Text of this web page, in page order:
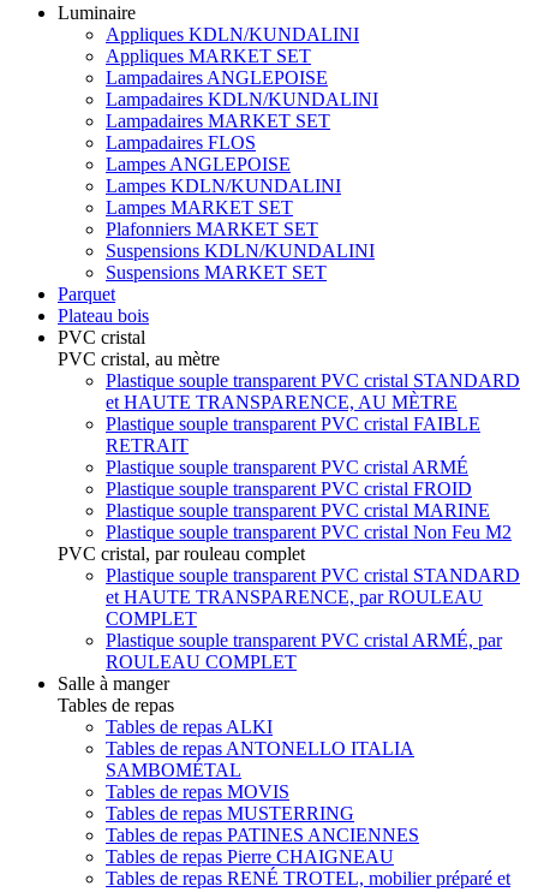
Luminaire
Appliques KDLN/KUNDALINI
Appliques MARKET SET
Lampadaires ANGLEPOISE
Lampadaires KDLN/KUNDALINI
Lampadaires MARKET SET
Lampadaires FLOS
Lampes ANGLEPOISE
Lampes KDLN/KUNDALINI
Lampes MARKET SET
Plafonniers MARKET SET
Suspensions KDLN/KUNDALINI
Suspensions MARKET SET
Parquet
Plateau bois
PVC cristal
PVC cristal, au mètre
Plastique souple transparent PVC cristal STANDARD
et HAUTE TRANSPARENCE, AU MÈTRE
Plastique souple transparent PVC cristal FAIBLE
RETRAIT
Plastique souple transparent PVC cristal ARMÉ
Plastique souple transparent PVC cristal FROID
Plastique souple transparent PVC cristal MARINE
Plastique souple transparent PVC cristal Non Feu M2
PVC cristal, par rouleau complet
Plastique souple transparent PVC cristal STANDARD
et HAUTE TRANSPARENCE, par ROULEAU
COMPLET
Plastique souple transparent PVC cristal ARMÉ, par
ROULEAU COMPLET
Salle à manger
Tables de repas
Tables de repas ALKI
Tables de repas ANTONELLO ITALIA
SAMBOMÉTAL
Tables de repas MOVIS
Tables de repas MUSTERRING
Tables de repas PATINES ANCIENNES
Tables de repas Pierre CHAIGNEAU
Tables de repas RENÉ TROTEL, mobilier préparé et